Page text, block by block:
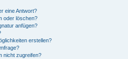
eine Antwort?
oder löschen?
anfügen?
erstellen?
nicht zugreifen?